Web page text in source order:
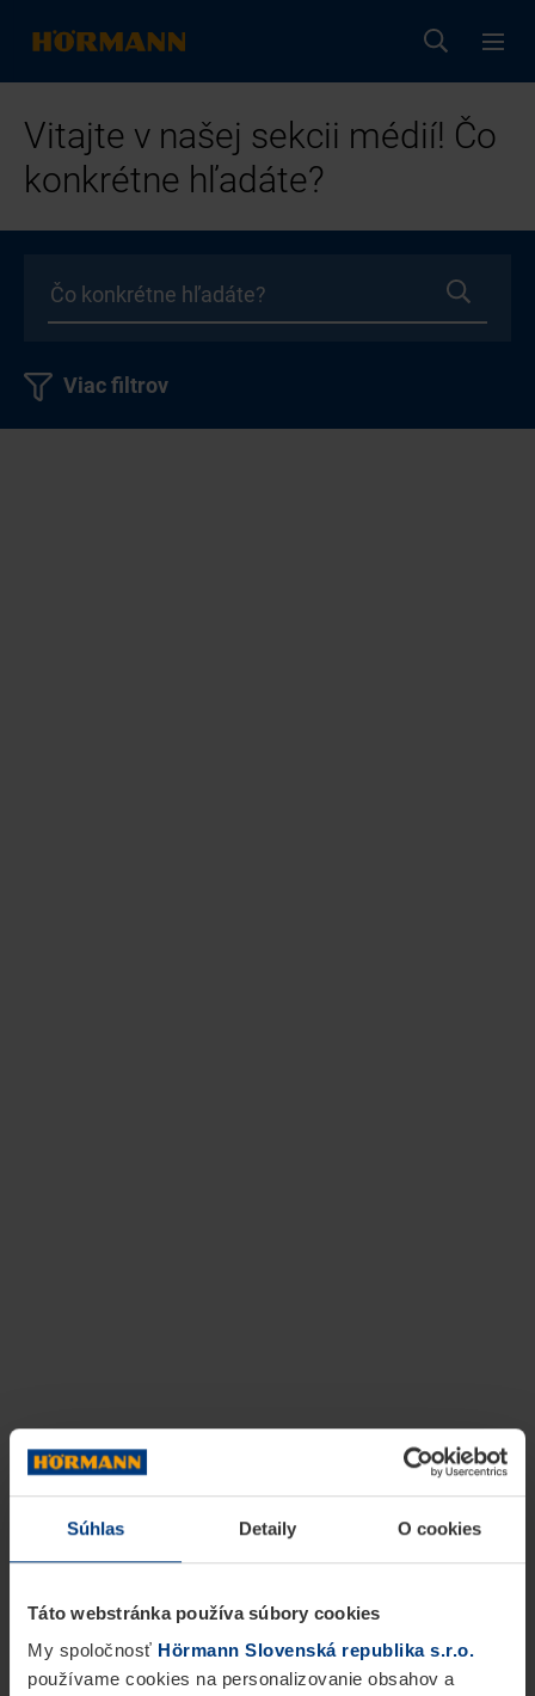
Súhlas Detaily O cookies
Táto webstránka používa súbory cookies
My spoločnosť Hörmann Slovenská republika s.r.o.
používame cookies na personalizovanie obsahov a
Vitajte v našej sekcii médií! Čo
konkrétne hľadáte?
Viac filtrov